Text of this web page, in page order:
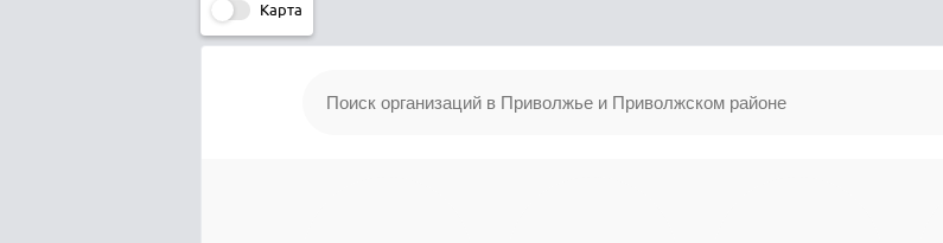
Карта